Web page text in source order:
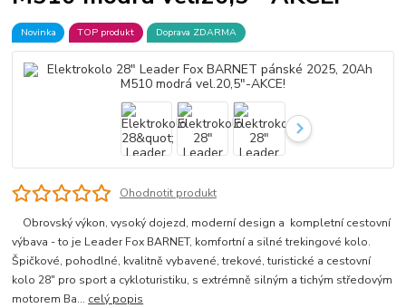
Novinka TOP produkt Doprava ZDARMA
Ohodnotit produkt
Obrovský výkon, vysoký dojezd, moderní design a kompletní cestovní
výbava - to je Leader Fox BARNET, komfortní a silné trekingové kolo.
Špičkové, pohodlné, kvalitně vybavené, trekové, turistické a cestovní
kolo 28" pro sport a cykloturistiku, s extrémně silným a tichým středovým
motorem Ba... celý popis